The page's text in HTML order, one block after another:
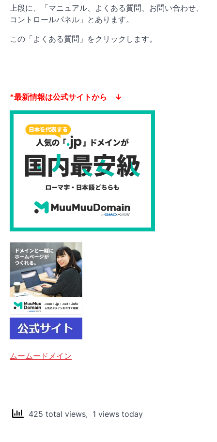
上段に、「マニュアル、よくある質問、お問い合わせ、
コントロールパネル」とあります。
この「よくある質問」をクリックします。
*最新情報は公式サイトから ↓
ムームードメイン
425 total views, 1 views today